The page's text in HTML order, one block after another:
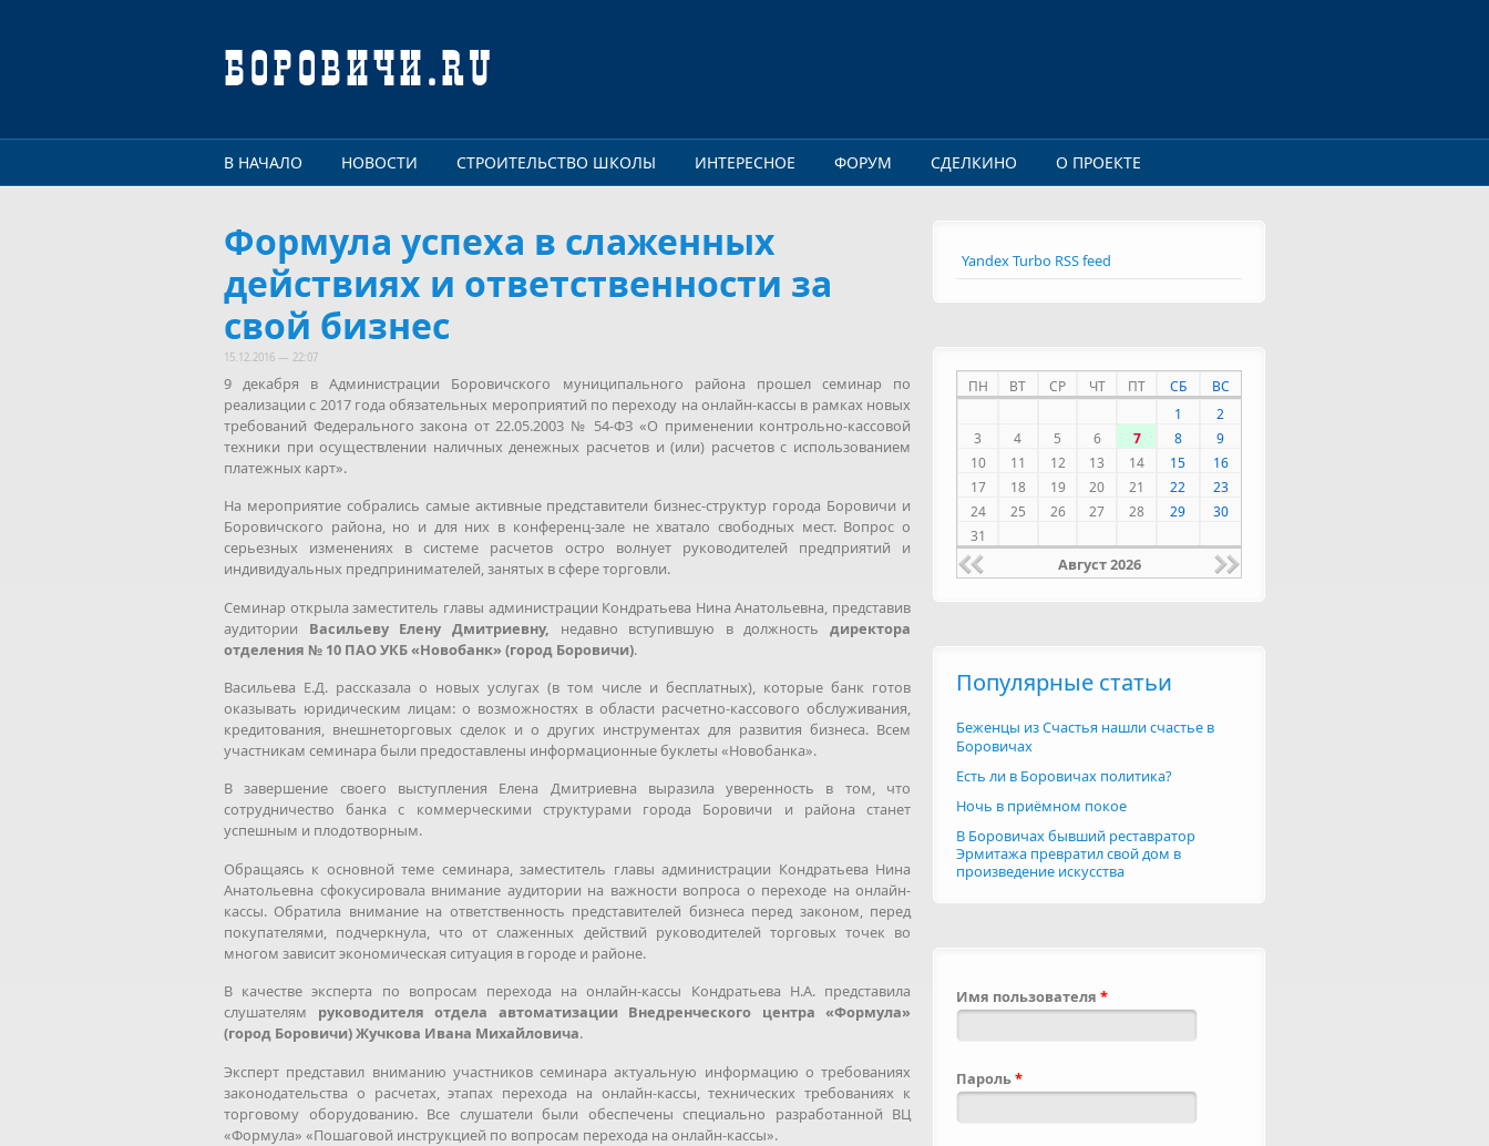
В НАЧАЛО НОВОСТИ СТРОИТЕЛЬСТВО ШКОЛЫ ИНТЕРЕСНОЕ ФОРУМ СДЕЛКИНО О ПРОЕКТЕ
Формула успеха в слаженных
действиях и ответственности за
свой бизнес
15.12.2016 — 22:07
9 декабря в Администрации Боровичского муниципального района прошел семинар по
реализации с 2017 года обязательных мероприятий по переходу на онлайн-кассы в рамках новых
требований Федерального закона от 22.05.2003 № 54-ФЗ «О применении контрольно-кассовой
техники при осуществлении наличных денежных расчетов и (или) расчетов с использованием
платежных карт».
На мероприятие собрались самые активные представители бизнес-структур города Боровичи и
Боровичского района, но и для них в конференц-зале не хватало свободных мест. Вопрос о
серьезных изменениях в системе расчетов остро волнует руководителей предприятий и
индивидуальных предпринимателей, занятых в сфере торговли.
Семинар открыла заместитель главы администрации Кондратьева Нина Анатольевна, представив
аудитории Васильеву Елену Дмитриевну, недавно вступившую в должность директора
отделения № 10 ПАО УКБ «Новобанк» (город Боровичи).
Васильева Е.Д. рассказала о новых услугах (в том числе и бесплатных), которые банк готов
оказывать юридическим лицам: о возможностях в области расчетно-кассового обслуживания,
кредитования, внешнеторговых сделок и о других инструментах для развития бизнеса. Всем
участникам семинара были предоставлены информационные буклеты «Новобанка».
В завершение своего выступления Елена Дмитриевна выразила уверенность в том, что
сотрудничество банка с коммерческими структурами города Боровичи и района станет
успешным и плодотворным.
Обращаясь к основной теме семинара, заместитель главы администрации Кондратьева Нина
Анатольевна сфокусировала внимание аудитории на важности вопроса о переходе на онлайн-
кассы. Обратила внимание на ответственность представителей бизнеса перед законом, перед
покупателями, подчеркнула, что от слаженных действий руководителей торговых точек во
многом зависит экономическая ситуация в городе и районе.
В качестве эксперта по вопросам перехода на онлайн-кассы Кондратьева Н.А. представила
слушателям руководителя отдела автоматизации Внедренческого центра «Формула»
(город Боровичи) Жучкова Ивана Михайловича.
Эксперт представил вниманию участников семинара актуальную информацию о требованиях
законодательства о расчетах, этапах перехода на онлайн-кассы, технических требованиях к
торговому оборудованию. Все слушатели были обеспечены специально разработанной ВЦ
«Формула» «Пошаговой инструкцией по вопросам перехода на онлайн-кассы».
Yandex Turbo RSS feed
ПН ВТ СР ЧТ ПТ СБ
ВС
1
2
3
4 5 6 7 8
9
10
11 12 13 14 15
16
17
18 19 20 21 22
23
24
25 26 27 28 29
30
31
Август 2026
Популярные статьи
Беженцы из Счастья нашли счастье в
Боровичах
Есть ли в Боровичах политика?
Ночь в приёмном покое
В Боровичах бывший реставратор
Эрмитажа превратил свой дом в
произведение искусства
Имя пользователя *
Пароль*